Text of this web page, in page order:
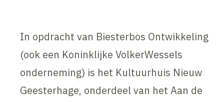
In opdracht van Biesterbos Ontwikkeling
(ook een Koninklijke VolkerWessels
onderneming) is het Kultuurhuis Nieuw
Geesterhage, onderdeel van het Aan de